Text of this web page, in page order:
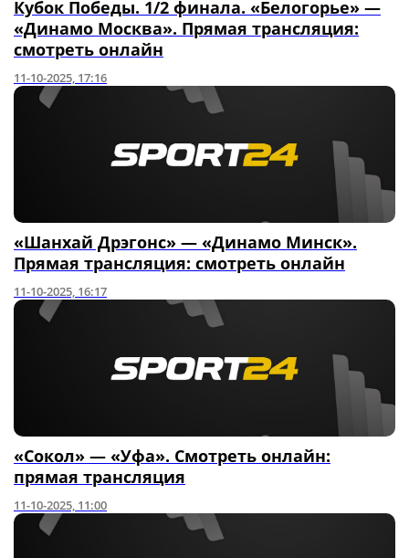
Кубок Победы. 1/2 финала. «Белогорье» —
«Динамо Москва». Прямая трансляция:
смотреть онлайн
11-10-2025, 17:16
«Шанхай Дрэгонс» — «Динамо Минск».
Прямая трансляция: смотреть онлайн
11-10-2025, 16:17
«Сокол» — «Уфа». Смотреть онлайн:
прямая трансляция
11-10-2025, 11:00